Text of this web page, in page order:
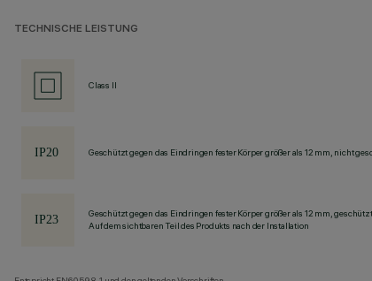
TECHNISCHE LEISTUNG
Class II
Geschützt gegen das Eindringen fester Körper größer als 12 mm, nicht
Geschützt gegen das Eindringen fester Körper größer als 12 mm,
Auf dem sichtbaren Teil des Produkts nach der Installation